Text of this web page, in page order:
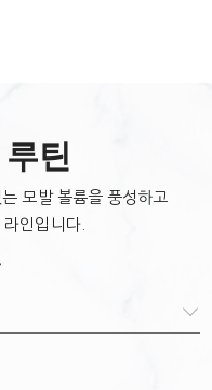
틴
모발 볼륨을 풍성하고
인입니다.